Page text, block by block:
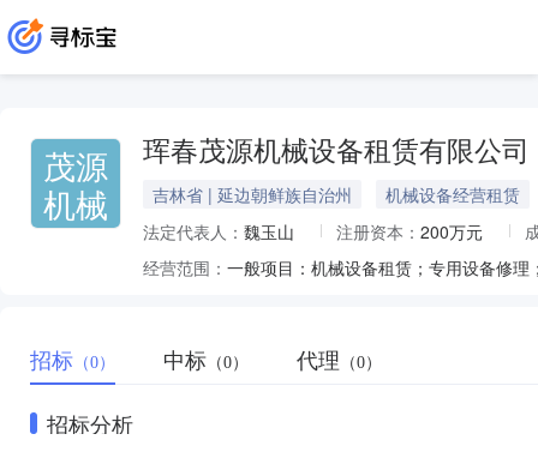
茂源
机械
珲春茂源机械设备租赁有限公司
吉林省 | 延边朝鲜族自治州
机械设备经营租赁
法定代表人： 魏玉山 注册资本： 200万元
经营范围：
招标 （0） 中标 （0） 代理 （0）
招标分析